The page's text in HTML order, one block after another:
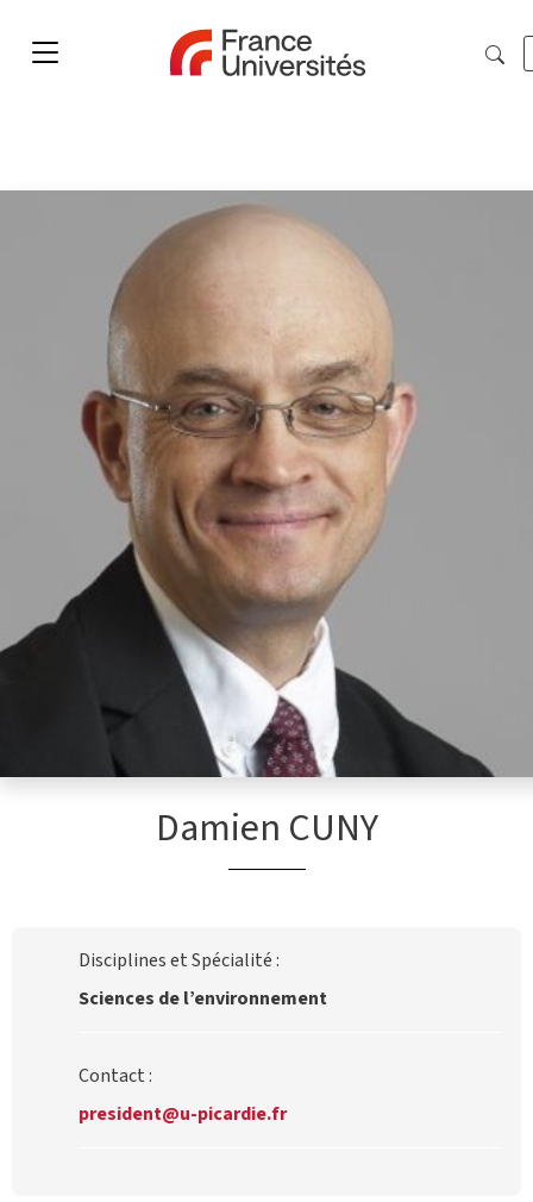
Damien CUNY
Disciplines et Spécialité :
Sciences de l’environnement
Contact :
president@u-picardie.fr